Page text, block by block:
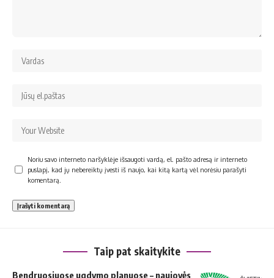
Noriu savo interneto naršyklėje išsaugoti vardą, el. pašto adresą ir interneto
puslapį, kad jų nebereiktų įvesti iš naujo, kai kitą kartą vėl norėsiu parašyti
komentarą.
Taip pat skaitykite
Bendruosiuose ugdymo planuose – naujovės